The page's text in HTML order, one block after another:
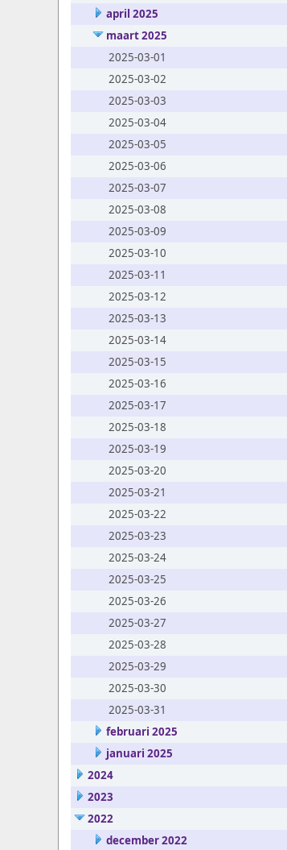
april 2025
maart 2025
2025-03-01
2025-03-02
2025-03-03
2025-03-04
2025-03-05
2025-03-06
2025-03-07
2025-03-08
2025-03-09
2025-03-10
2025-03-11
2025-03-12
2025-03-13
2025-03-14
2025-03-15
2025-03-16
2025-03-17
2025-03-18
2025-03-19
2025-03-20
2025-03-21
2025-03-22
2025-03-23
2025-03-24
2025-03-25
2025-03-26
2025-03-27
2025-03-28
2025-03-29
2025-03-30
2025-03-31
februari 2025
januari 2025
2024
2023
2022
december 2022